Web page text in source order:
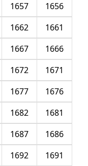
1656
1657
1661
1662
1666
1667
1671
1672
1676
1677
1681
1682
1686
1687
1691
1692